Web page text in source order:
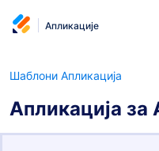
Апликације
Шаблони Апликација
Апликација за